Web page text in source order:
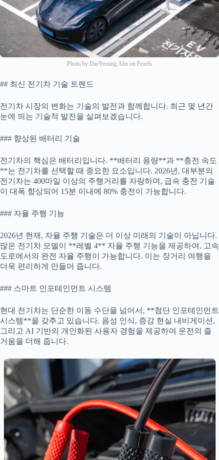
Photo by DaeYeoung Ahn on Pexels
## 최신 전기차 기술 트렌드
전기차 시장의 변화는 기술의 발전과 함께합니다. 최근 몇 년간
눈에 띄는 기술적 발전을 살펴보겠습니다.
### 향상된 배터리 기술
전기차의 핵심은 배터리입니다. **배터리 용량**과 **충전 속도
**는 전기차를 선택할 때 중요한 요소입니다. 2026년, 대부분의
전기차는 400마일 이상의 주행거리를 자랑하며, 급속 충전 기술
이 대폭 향상되어 15분 이내에 80% 충전이 가능합니다.
### 자율 주행 기능
2026년 현재, 자율 주행 기술은 더 이상 미래의 기술이 아닙니다.
많은 전기차 모델이 **레벨 4** 자율 주행 기능을 제공하여, 고속
도로에서의 완전 자율 주행이 가능합니다. 이는 장거리 여행을
더욱 편리하게 만들어 줍니다.
### 스마트 인포테인먼트 시스템
현대 전기차는 단순한 이동 수단을 넘어서, **첨단 인포테인먼트
시스템**을 갖추고 있습니다. 음성 인식, 증강 현실 내비게이션,
그리고 AI 기반의 개인화된 사용자 경험을 제공하여 운전의 즐
거움을 더해 줍니다.